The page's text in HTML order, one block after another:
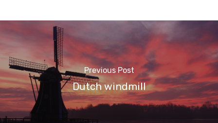
Previous Post
Dutch windmill